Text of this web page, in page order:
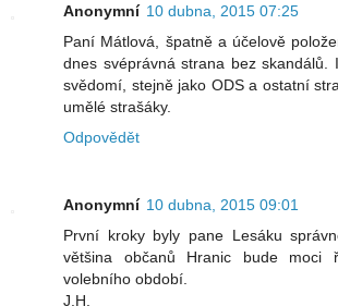
Anonymní 10 dubna, 2015 07:25
Paní Mátlová, špatně a účelově
dnes svéprávná strana bez skandálů.
svědomí, stejně jako ODS a ostatní
umělé strašáky.
Odpovědět
Anonymní 10 dubna, 2015 09:01
První kroky byly pane Lesáku
většina občanů Hranic bude moci
volebního období.
J.H.